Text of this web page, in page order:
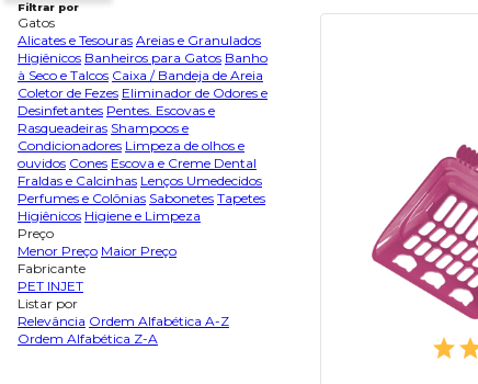
Filtrar por
Gatos
Alicates e Tesouras Areias e Granulados
Higiênicos Banheiros para Gatos Banho
à Seco e Talcos Caixa / Bandeja de Areia
Coletor de Fezes Eliminador de Odores e
Desinfetantes Pentes. Escovas e
Rasqueadeiras Shampoos e
Condicionadores Limpeza de olhos e
ouvidos Cones Escova e Creme Dental
Fraldas e Calcinhas Lenços Umedecidos
Perfumes e Colônias Sabonetes Tapetes
Higiênicos Higiene e Limpeza
Preço
Menor Preço Maior Preço
Fabricante
PET INJET
Listar por
Relevância Ordem Alfabética A-Z
Ordem Alfabética Z-A